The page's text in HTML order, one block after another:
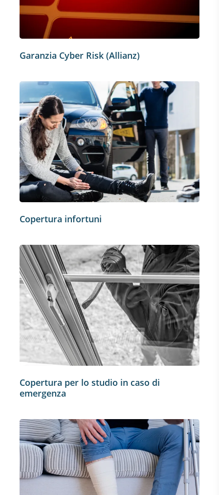
Garanzia Cyber Risk (Allianz)
Copertura infortuni
Copertura per lo studio in caso di
emergenza